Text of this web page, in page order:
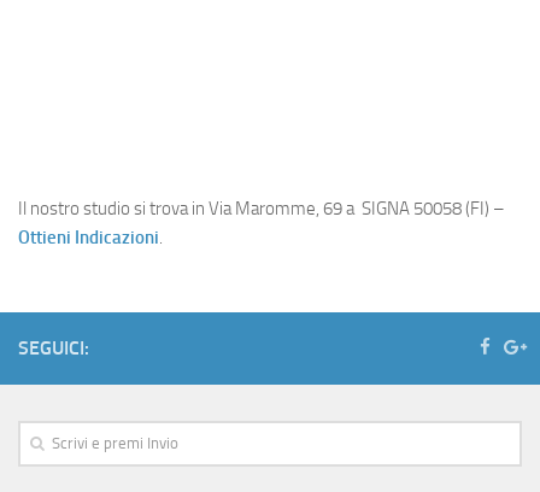
Il nostro studio si trova in Via Maromme, 69 a SIGNA 50058 (FI) –
Ottieni Indicazioni.
SEGUICI: